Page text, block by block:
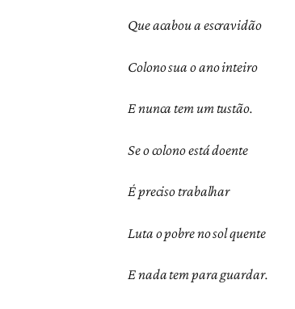
Que acabou a escravidão
Colono sua o ano inteiro
E nunca tem um tustão.
Se o colono está doente
É preciso trabalhar
Luta o pobre no sol quente
E nada tem para guardar.